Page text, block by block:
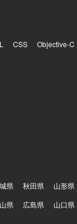
CSS Objective-C
県 秋田県 山形県
県 広島県 山口県